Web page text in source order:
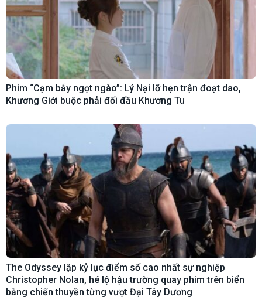
Phim “Cạm bẫy ngọt ngào”: Lý Nại lỡ hẹn trận đoạt dao,
Khương Giới buộc phải đối đầu Khương Tu
The Odyssey lập kỷ lục điểm số cao nhất sự nghiệp
Christopher Nolan, hé lộ hậu trường quay phim trên biển
bằng chiến thuyền từng vượt Đại Tây Dương